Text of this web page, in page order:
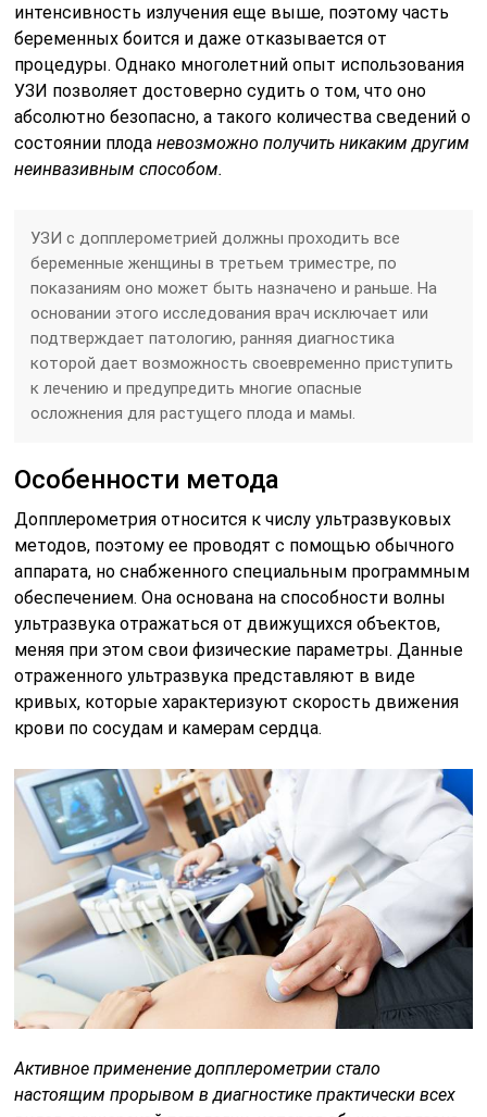
интенсивность излучения еще выше, поэтому часть
беременных боится и даже отказывается от
процедуры. Однако многолетний опыт использования
УЗИ позволяет достоверно судить о том, что оно
абсолютно безопасно, а такого количества сведений о
состоянии плоданевозможно получить никаким другим
неинвазивным способом.
УЗИ с допплерометрией должны проходить все
беременные женщины в третьем триместре, по
показаниям оно может быть назначено и раньше. На
основании этого исследования врач исключает или
подтверждает патологию, ранняя диагностика
которой дает возможность своевременно приступить
к лечению и предупредить многие опасные
осложнения для растущего плода и мамы.
Особенности метода
Допплерометрия относится к числу ультразвуковых
методов, поэтому ее проводят с помощью обычного
аппарата, но снабженного специальным программным
обеспечением. Она основана на способности волны
ультразвука отражаться от движущихся объектов,
меняя при этом свои физические параметры. Данные
отраженного ультразвука представляют в виде
кривых, которые характеризуют скорость движения
крови по сосудам и камерам сердца.
Активное применение допплерометрии стало
настоящим прорывом в диагностике практически всех